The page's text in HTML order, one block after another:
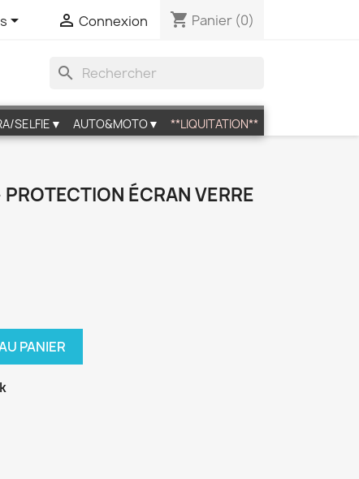
  Connexion shopping_cart Panier (0)
search
SELFIE▼ AUTO&MOTO▼ **LIQUITATION**
ÉCRAN VERRE
PANIER